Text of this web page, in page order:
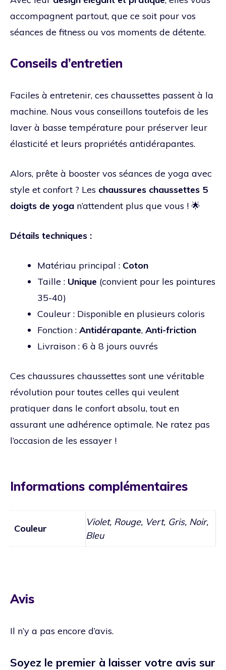
accompagnent partout, que ce soit pour vos
séances de fitness ou vos moments de détente.
Conseils d’entretien
Faciles à entretenir, ces chaussettes passent à la
machine. Nous vous conseillons toutefois de les
laver à basse température pour préserver leur
élasticité et leurs propriétés antidérapantes.
Alors, prête à booster vos séances de yoga avec
style et confort ? Les chaussures chaussettes 5
doigts de yoga n’attendent plus que vous ! 🌟
Détails techniques :
Matériau principal : Coton
Taille : Unique (convient pour les pointures
35-40)
Couleur : Disponible en plusieurs coloris
Fonction : Antidérapante, Anti-friction
Livraison : 6 à 8 jours ouvrés
Ces chaussures chaussettes sont une véritable
révolution pour toutes celles qui veulent
pratiquer dans le confort absolu, tout en
assurant une adhérence optimale. Ne ratez pas
l’occasion de les essayer !
Informations complémentaires
Couleur
Violet, Rouge, Vert, Gris, Noir,
Bleu
Avis
Il n’y a pas encore d’avis.
Soyez le premier à laisser votre avis sur